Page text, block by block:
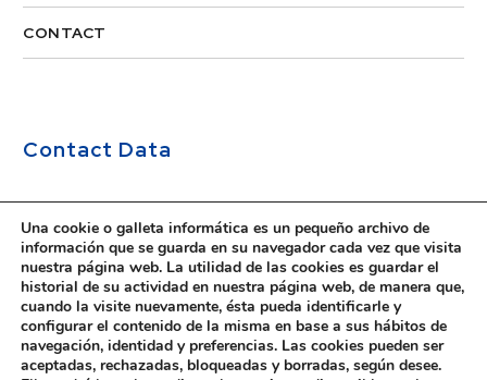
CONTACT
Contact Data

 Address:
Ruiz de Alda, 12, 1D
35007, Las Palmas de Gran Canaria
Las Palmas, España.

 Telephone: +34 928 23 28 47
Una cookie o galleta informática es un pequeño archivo de
información que se guarda en su navegador cada vez que visita
nuestra página web. La utilidad de las cookies es guardar el
historial de su actividad en nuestra página web, de manera que,
cuando la visite nuevamente, ésta pueda identificarle y
configurar el contenido de la misma en base a sus hábitos de
navegación, identidad y preferencias. Las cookies pueden ser
aceptadas, rechazadas, bloqueadas y borradas, según desee.